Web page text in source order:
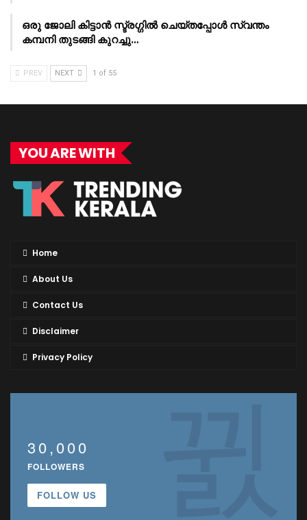
ഒരു ജോലി കിട്ടാൻ സ്ട്രഗ്ഗിൽ ചെയ്തപ്പോൾ സ്വന്തം
കമ്പനി തുടങ്ങി കുറച്ചു…
PREV NEXT 1 of 55
YOU ARE WITH
Home
About Us
Contact Us
Disclaimer
Privacy Policy
30,000
FOLLOWERS
FOLLOW US